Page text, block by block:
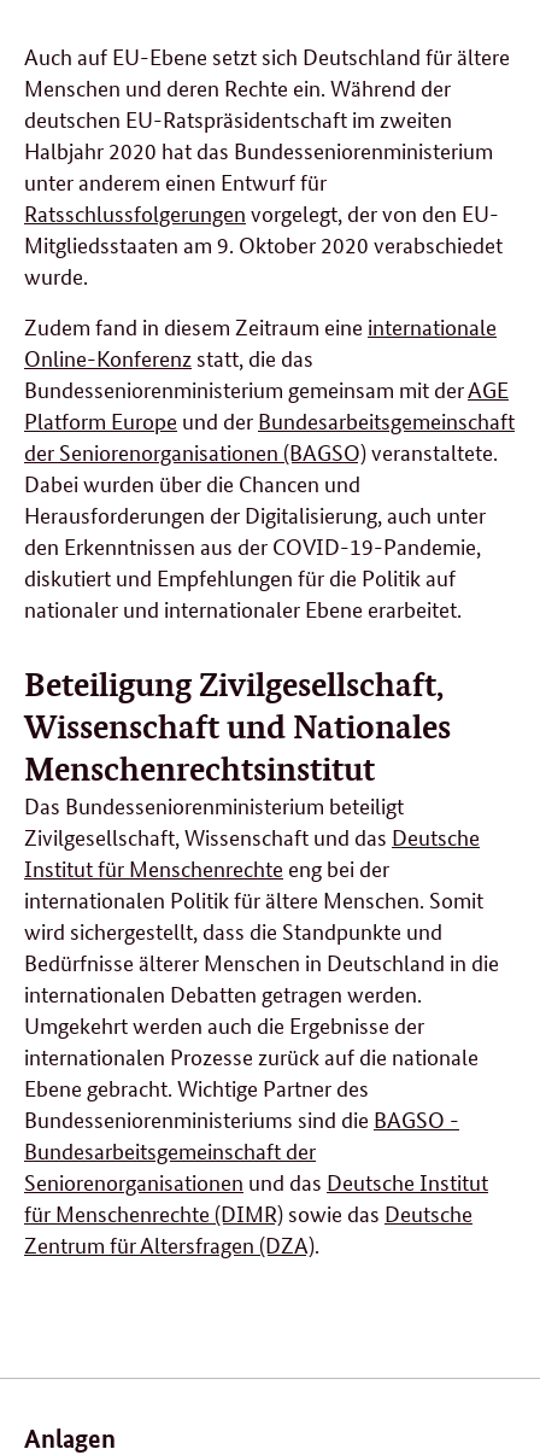
Auch auf EU-Ebene setzt sich Deutschland für ältere
Menschen und deren Rechte ein. Während der
deutschen EU-Ratspräsidentschaft im zweiten
Halbjahr 2020 hat das Bundesseniorenministerium
unter anderem einen Entwurf für
Ratsschlussfolgerungen vorgelegt, der von den EU-
Mitgliedsstaaten am 9. Oktober 2020 verabschiedet
wurde.
Zudem fand in diesem Zeitraum eine internationale
Online-Konferenz statt, die das
Bundesseniorenministerium gemeinsam mit derAGE
Platform Europe und der Bundesarbeitsgemeinschaft
der Seniorenorganisationen (BAGSO)veranstaltete.
Dabei wurden über die Chancen und
Herausforderungen der Digitalisierung, auch unter
den Erkenntnissen aus der COVID-19-Pandemie,
diskutiert und Empfehlungen für die Politik auf
nationaler und internationaler Ebene erarbeitet.
Beteiligung Zivilgesellschaft,
Wissenschaft und Nationales
Menschenrechtsinstitut
Das Bundesseniorenministerium beteiligt
Zivilgesellschaft, Wissenschaft und das Deutsche
Institut für Menschenrechte eng bei der
internationalen Politik für ältere Menschen. Somit
wird sichergestellt, dass die Standpunkte und
Bedürfnisse älterer Menschen in Deutschland in die
internationalen Debatten getragen werden.
Umgekehrt werden auch die Ergebnisse der
internationalen Prozesse zurück auf die nationale
Ebene gebracht. Wichtige Partner des
Bundesseniorenministeriums sind die BAGSO -
Bundesarbeitsgemeinschaft der
Seniorenorganisationen und das Deutsche Institut
für Menschenrechte (DIMR) sowie das Deutsche
Zentrum für Altersfragen (DZA).
Anlagen